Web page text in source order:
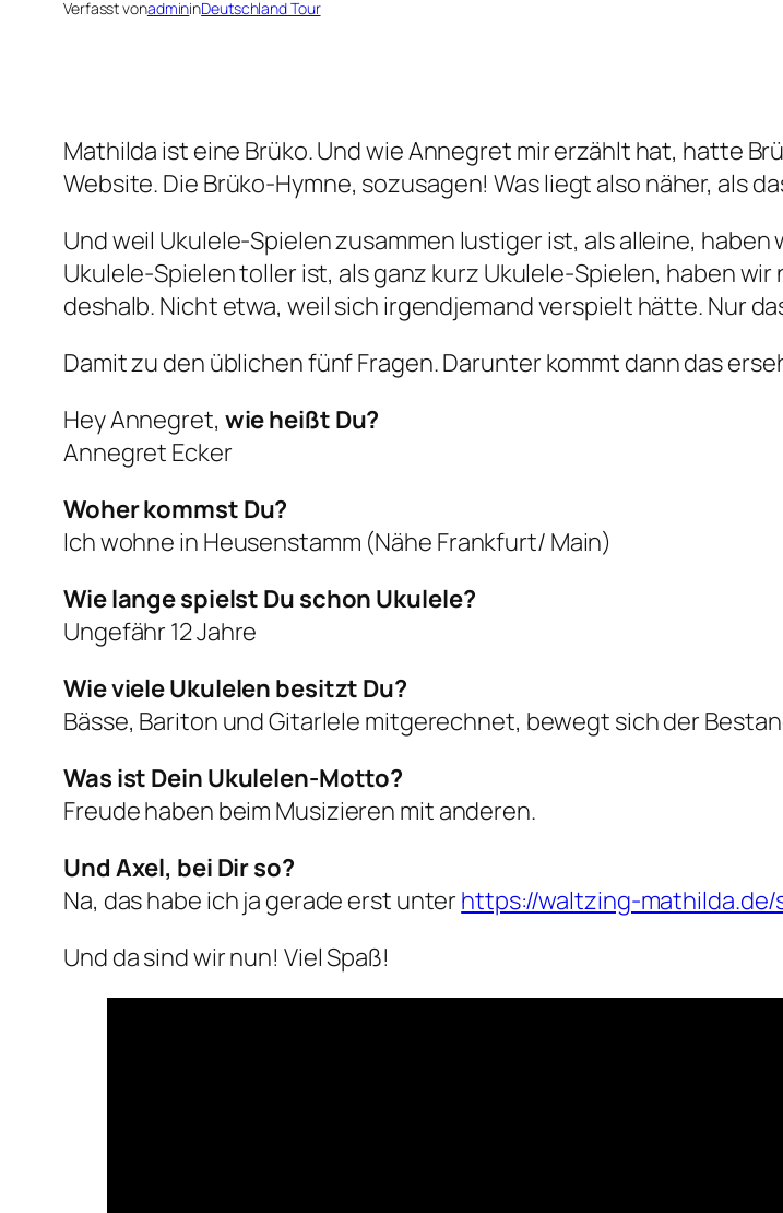
Verfasst vonadmininDeutschland Tour
Mathilda ist eine Brüko. Und wie Annegret mir erzählt hat, hatte
Website. Die Brüko-Hymne, sozusagen! Was liegt also näher, als
Und weil Ukulele-Spielen zusammen lustiger ist, als alleine,
Ukulele-Spielen toller ist, als ganz kurz Ukulele-Spielen, haben
deshalb. Nicht etwa, weil sich irgendjemand verspielt hätte. Nur
Damit zu den üblichen fünf Fragen. Darunter kommt dann das
Hey Annegret, wie heißt Du?
Annegret Ecker
Woher kommst Du?
Ich wohne in Heusenstamm (Nähe Frankfurt/ Main)
Wie lange spielst Du schon Ukulele?
Ungefähr 12 Jahre
Wie viele Ukulelen besitzt Du?
Bässe, Bariton und Gitarlele mitgerechnet, bewegt sich der
Was ist Dein Ukulelen-Motto?
Freude haben beim Musizieren mit anderen.
Und Axel, bei Dir so?
Na, das habe ich ja gerade erst unter https://waltzing-
Und da sind wir nun! Viel Spaß!